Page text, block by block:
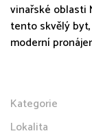
vinařské oblasti
tento skvělý
moderní
Kategorie
Lokalita